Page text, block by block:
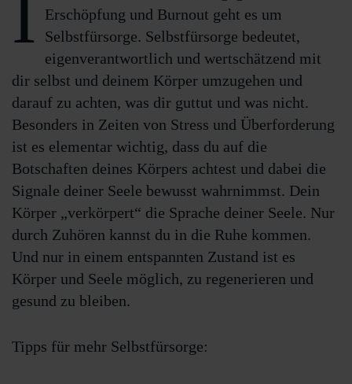
I
Erschöpfung und Burnout geht es um
Selbstfürsorge. Selbstfürsorge bedeutet,
eigenverantwortlich und wertschätzend mit
dir selbst und deinem Körper umzugehen und
darauf zu achten, was dir guttut und was nicht.
Besonders in Zeiten von Stress und Überforderung
ist es elementar wichtig, dass du auf die
Botschaften deines Körpers achtest und dabei die
Signale deiner Seele bewusst wahrnimmst. Dein
Körper „verkörpert“ die Sprache deiner Seele. Nur
durch Zuhören kannst du in die Ruhe kommen.
Und nur in einem entspannten Zustand ist es
Körper und Seele möglich, zu regenerieren und
gesund zu bleiben.
Tipps für mehr Selbstfürsorge: